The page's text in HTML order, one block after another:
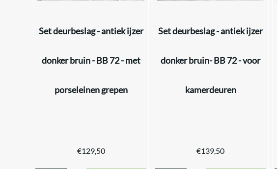
Set deurbeslag - antiek ijzer
donker bruin - BB 72 - met
porseleinen grepen
€129,50
Set deurbeslag - antiek ijzer
donker bruin- BB 72 - voor
kamerdeuren
€139,50